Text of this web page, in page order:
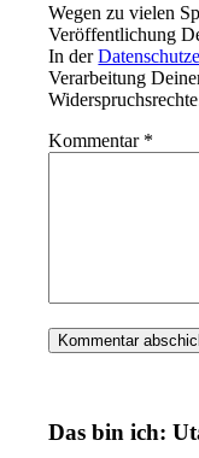
Wegen zu vielen
Veröffentlichung
In der
Verarbeitung
Kommentar *
Das bin ich: